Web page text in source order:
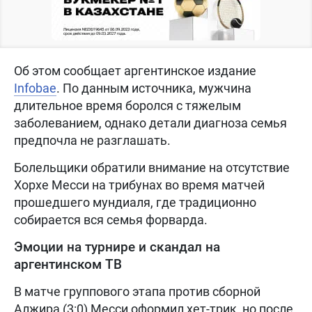
Об этом сообщает аргентинское издание
Infobae. По данным источника, мужчина
длительное время боролся с тяжелым
заболеванием, однако детали диагноза семья
предпочла не разглашать.
Болельщики обратили внимание на отсутствие
Хорхе Месси на трибунах во время матчей
прошедшего мундиаля, где традиционно
собирается вся семья форварда.
Эмоции на турнире и скандал на
аргентинском ТВ
В матче группового этапа против сборной
Алжира (3:0) Месси оформил хет-трик, но после